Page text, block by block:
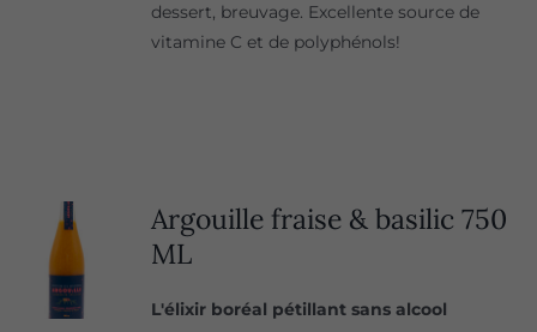
dessert, breuvage. Excellente source de
vitamine C et de polyphénols!
Argouille fraise & basilic 750
ML
L'élixir boréal pétillant sans alcool